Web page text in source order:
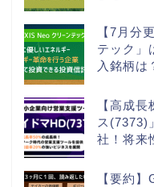
【7月分
テック」
入銘柄は
【高成
ス(7373)
社！将来
【要約